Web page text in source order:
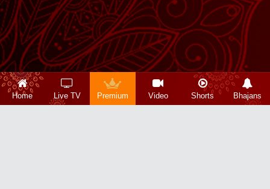
Home Live TV Premium Video Shorts Bhajans